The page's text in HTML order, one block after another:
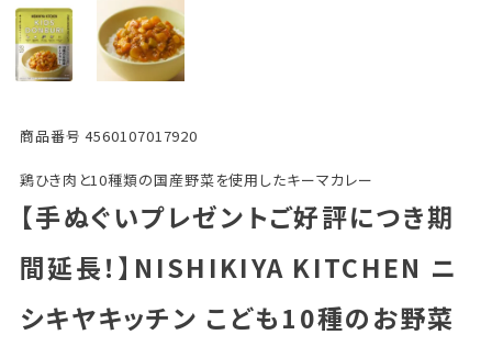
商品番号 4560107017920
鶏ひき肉と10種類の国産野菜を使用したキーマカレー
【手ぬぐいプレゼントご好評につき期
間延長！】NISHIKIYA KITCHEN ニ
シキヤキッチン こども10種のお野菜